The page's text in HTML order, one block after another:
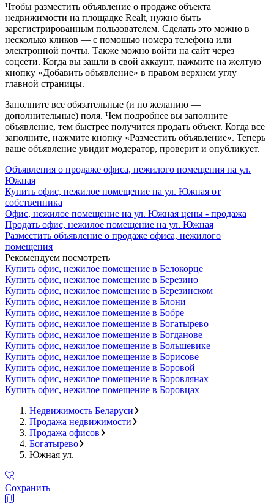
Чтобы разместить объявление о продаже объекта
недвижимости на площадке Realt, нужно быть
зарегистрированным пользователем. Сделать это можно в
несколько кликов — с помощью номера телефона или
электронной почты. Также можно войти на сайт через
соцсети. Когда вы зашли в свой аккаунт, нажмите на желтую
кнопку «Добавить объявление» в правом верхнем углу
главной страницы.
Заполните все обязательные (и по желанию —
дополнительные) поля. Чем подробнее вы заполните
объявление, тем быстрее получится продать объект. Когда все
заполните, нажмите кнопку «Разместить объявление». Теперь
ваше объявление увидит модератор, проверит и опубликует.
Объявления о продаже офиса, нежилого помещения на ул.
Южная
Купить офис, нежилое помещение на ул. Южная от
собственника
Офис, нежилое помещение на ул. Южная цены - продажа
Продать офис, нежилое помещение на ул. Южная
Разместить объявление о продаже офиса, нежилого
помещения
Рекомендуем посмотреть
Купить офис, нежилое помещение в Белокорце
Купить офис, нежилое помещение в Березино
Купить офис, нежилое помещение в Березинском
Купить офис, нежилое помещение в Блони
Купить офис, нежилое помещение в Бобре
Купить офис, нежилое помещение в Богатырево
Купить офис, нежилое помещение в Богданове
Купить офис, нежилое помещение в Большевике
Купить офис, нежилое помещение в Борисове
Купить офис, нежилое помещение в Боровой
Купить офис, нежилое помещение в Боровлянах
Купить офис, нежилое помещение в Боровцах
Недвижимость Беларуси
Продажа недвижимости
Продажа офисов
Богатырево
Южная ул.
Сохранить